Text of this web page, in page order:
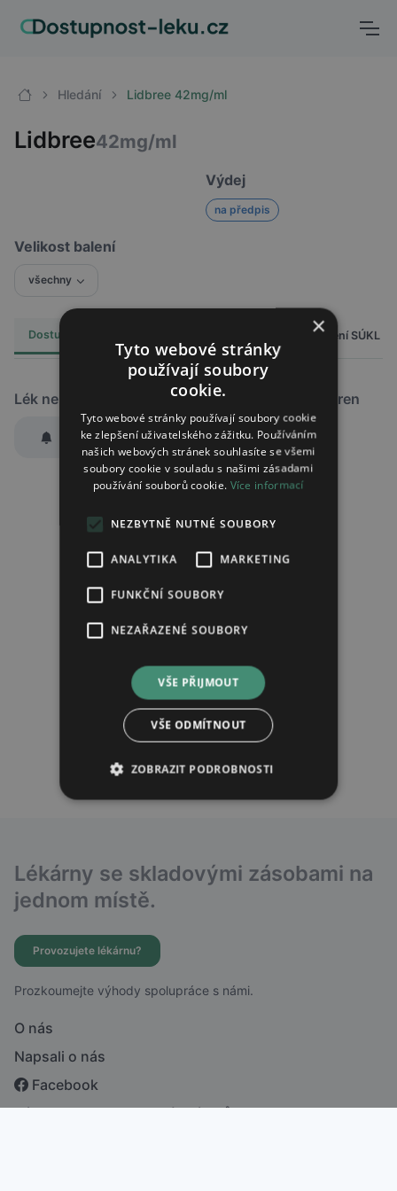
Hledání Lidbree 42mg/ml
Lidbree42mg/ml
Výdej
na předpis
Velikost balení
všechny
Dostupnost Hlášení SÚKL
Lék není dostupný v žádné ze sledovaných lékáren
Hlídat dostupnost
Zaslat jednorázově emailem informaci o naskladnění
Praha
zpracování osobních údajů.
Seznámil/a jsem se sezásadami zpracování osobních údajů
Lékárny se skladovými zásobami na
jednom místě.
Provozujete lékárnu?
Prozkoumejte výhody spolupráce s námi.
O nás
Napsali o nás
Facebook
Zásady ochrany osobních údajů
×
Tyto webové stránky
používají soubory
cookie.
Tyto webové stránky používají soubory cookie
ke zlepšení uživatelského zážitku. Používáním
našich webových stránek souhlasíte se všemi
soubory cookie v souladu s našimi zásadami
používání souborů cookie. Více informací
NEZBYTNĚ NUTNÉ SOUBORY
ANALYTIKA MARKETING
FUNKČNÍ SOUBORY
NEZAŘAZENÉ SOUBORY
VŠE PŘIJMOUT
VŠE ODMÍTNOUT
ZOBRAZIT PODROBNOSTI